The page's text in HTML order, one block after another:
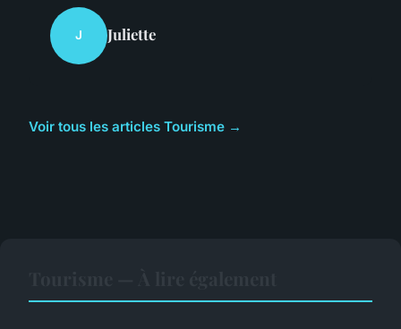
J Juliette
Voir tous les articles Tourisme →